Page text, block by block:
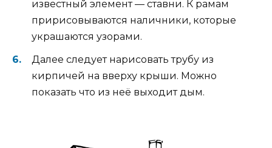
известный элемент — ставни. К рамам
пририсовываются наличники, которые
украшаются узорами.
Далее следует нарисовать трубу из
кирпичей на вверху крыши. Можно
показать что из неё выходит дым.